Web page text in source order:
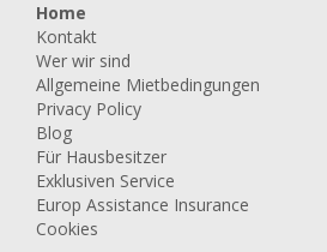
Home
Kontakt
Wer wir sind
Allgemeine Mietbedingungen
Privacy Policy
Blog
Für Hausbesitzer
Exklusiven Service
Europ Assistance Insurance
Cookies